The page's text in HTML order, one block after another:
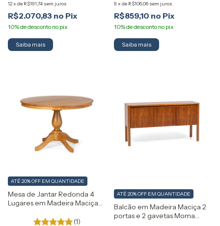
12x de R$191,74 sem juros
R$2.070,83
Saiba mais
9 x de R$106,06 sem juros
R$859,10
Saiba mais
Mesa de Jantar Redonda 4
Lugares em Madeira Maciça
(1)
ATÉ 20% OFF EM QUANTIDADE
Balcão em Madeira Maciça 2
portas e 2 gavetas Moma
ATÉ 20% OFF EM QUANTIDADE